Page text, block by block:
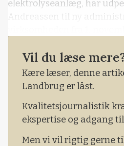
elektrolyseanlæg, har
Andreassen til ny
Vil du læse
Kære læser, denne
Landbrug er låst.
Kvalitetsjournalistik
ekspertise og adgang
Men vi vil rigtig gerne